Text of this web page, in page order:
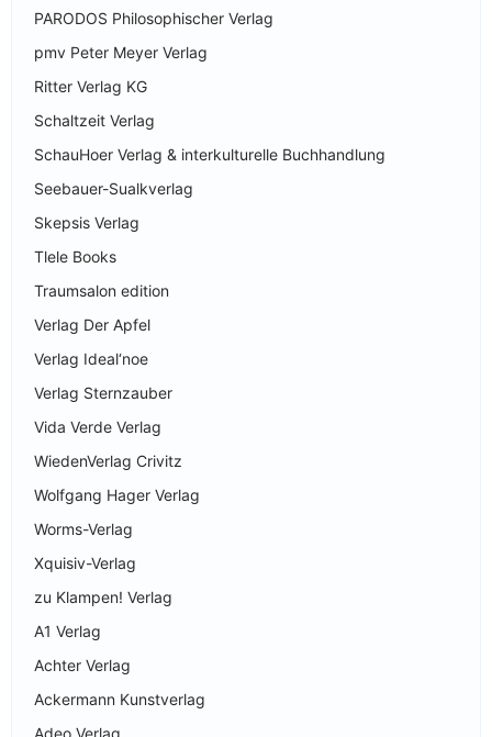
PARODOS Philosophischer Verlag
pmv Peter Meyer Verlag
Ritter Verlag KG
Schaltzeit Verlag
SchauHoer Verlag & interkulturelle Buchhandlung
Seebauer-Sualkverlag
Skepsis Verlag
Tlele Books
Traumsalon edition
Verlag Der Apfel
Verlag Ideal‘noe
Verlag Sternzauber
Vida Verde Verlag
WiedenVerlag Crivitz
Wolfgang Hager Verlag
Worms-Verlag
Xquisiv-Verlag
zu Klampen! Verlag
A1 Verlag
Achter Verlag
Ackermann Kunstverlag